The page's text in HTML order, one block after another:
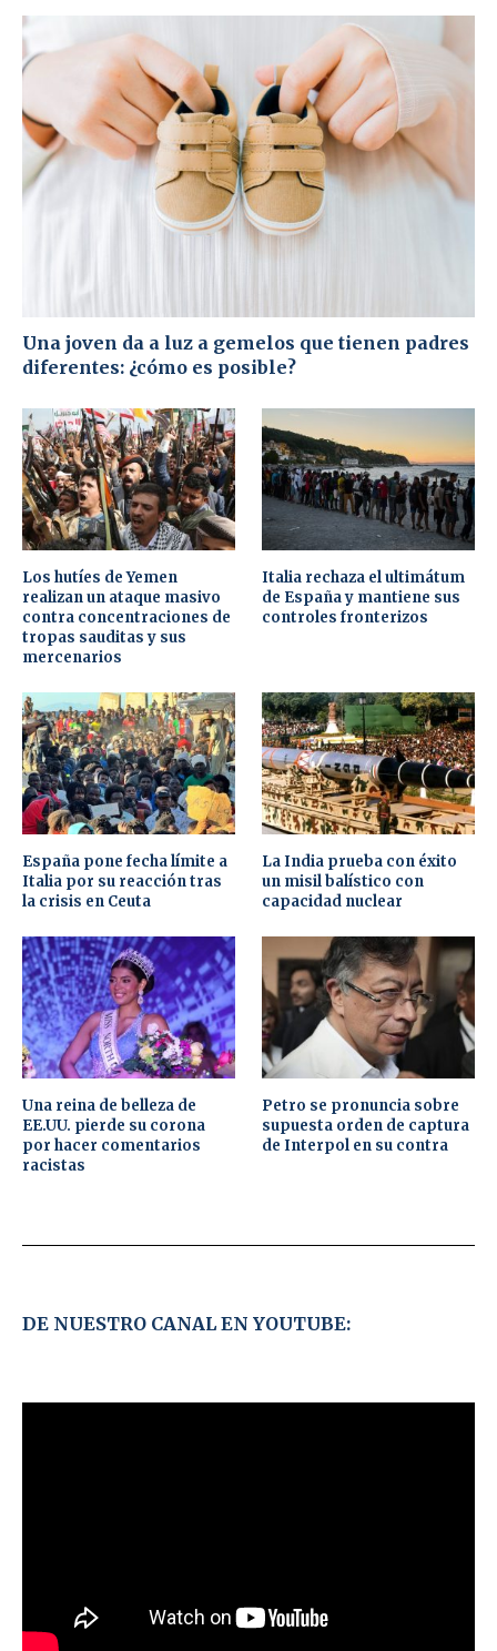
Una joven da a luz a gemelos que tienen padres
diferentes: ¿cómo es posible?
Los hutíes de Yemen
realizan un ataque masivo
contra concentraciones de
tropas sauditas y sus
mercenarios
Italia rechaza el ultimátum
de España y mantiene sus
controles fronterizos
España pone fecha límite a
Italia por su reacción tras
la crisis en Ceuta
La India prueba con éxito
un misil balístico con
capacidad nuclear
Una reina de belleza de
EE.UU. pierde su corona
por hacer comentarios
racistas
Petro se pronuncia sobre
supuesta orden de captura
de Interpol en su contra
DE NUESTRO CANAL EN YOUTUBE: